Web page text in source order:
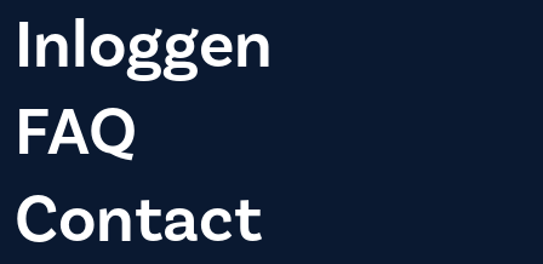
Inloggen
FAQ
Contact